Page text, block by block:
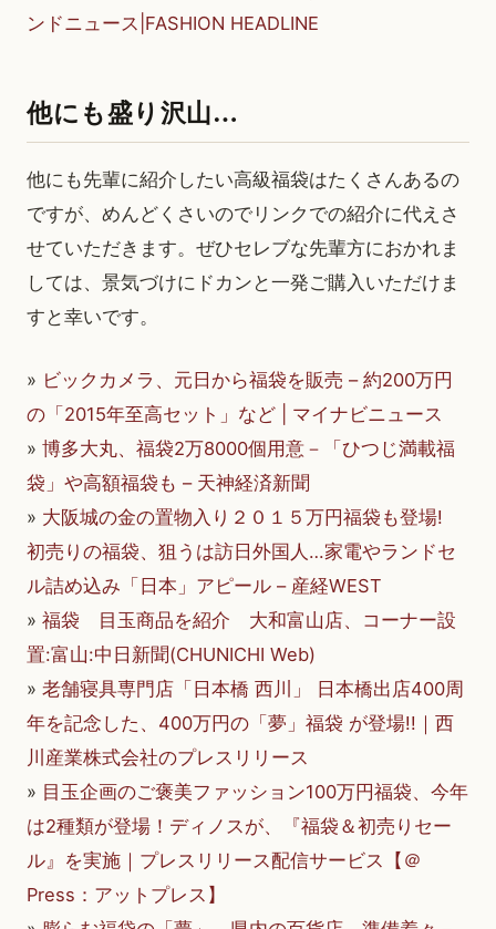
ンドニュース|FASHION HEADLINE
他にも盛り沢山…
他にも先輩に紹介したい高級福袋はたくさんあるの
ですが、めんどくさいのでリンクでの紹介に代えさ
せていただきます。ぜひセレブな先輩方におかれま
しては、景気づけにドカンと一発ご購入いただけま
すと幸いです。
» ビックカメラ、元日から福袋を販売 – 約200万円
の「2015年至高セット」など | マイナビニュース
» 博多大丸、福袋2万8000個用意－「ひつじ満載福
袋」や高額福袋も – 天神経済新聞
» 大阪城の金の置物入り２０１５万円福袋も登場!
初売りの福袋、狙うは訪日外国人…家電やランドセ
ル詰め込み「日本」アピール – 産経WEST
» 福袋 目玉商品を紹介 大和富山店、コーナー設
置:富山:中日新聞(CHUNICHI Web)
» 老舗寝具専門店「日本橋 西川」 日本橋出店400周
年を記念した、400万円の「夢」福袋 が登場!!｜西
川産業株式会社のプレスリリース
» 目玉企画のご褒美ファッション100万円福袋、今年
は2種類が登場！ディノスが、『福袋＆初売りセー
ル』を実施｜プレスリリース配信サービス【＠
Press：アットプレス】